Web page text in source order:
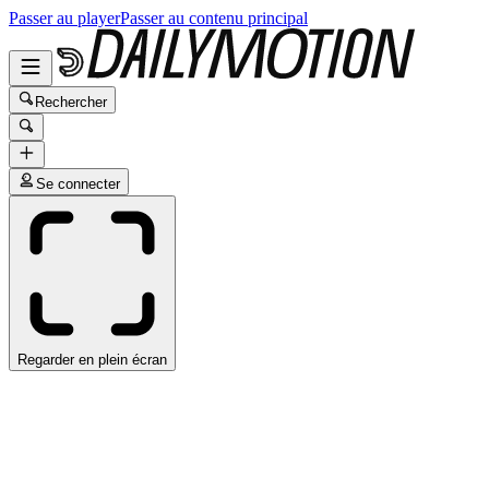
Passer au playerPasser au contenu principal
Rechercher
Se connecter
Regarder en plein écran